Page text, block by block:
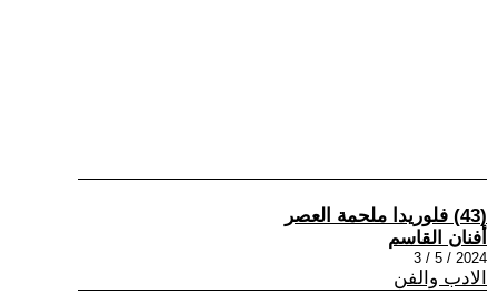
(43) فلوريدا ملحمة العصر
أفنان القاسم
2024 / 5 / 3
الادب والفن